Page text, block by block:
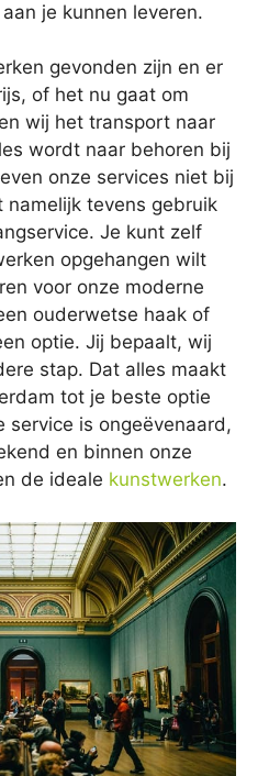
je kunnen leveren.
gevonden zijn en er
of het nu gaat om
wij het transport naar
wordt naar behoren bij
onze services niet bij
namelijk tevens gebruik
Je kunt zelf
opgehangen wilt
voor onze moderne
ouderwetse haak of
optie. Jij bepaalt, wij
stap. Dat alles maakt
tot je beste optie
service is ongeëvenaard,
en binnen onze
de ideale kunstwerken.